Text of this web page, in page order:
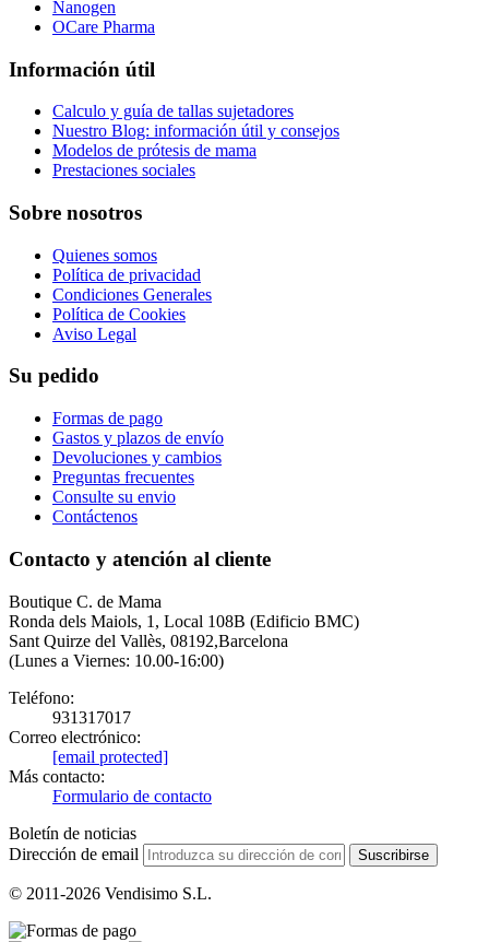
Nanogen
OCare Pharma
Información útil
Calculo y guía de tallas sujetadores
Nuestro Blog: información útil y consejos
Modelos de prótesis de mama
Prestaciones sociales
Sobre nosotros
Quienes somos
Política de privacidad
Condiciones Generales
Política de Cookies
Aviso Legal
Su pedido
Formas de pago
Gastos y plazos de envío
Devoluciones y cambios
Preguntas frecuentes
Consulte su envio
Contáctenos
Contacto y atención al cliente
Boutique C. de Mama
Ronda dels Maiols, 1, Local 108B (Edificio BMC)
Sant Quirze del Vallès, 08192,Barcelona
(Lunes a Viernes: 10.00-16:00)
Teléfono:
931317017
Correo electrónico:
[email protected]
Más contacto:
Formulario de contacto
Boletín de noticias
Dirección de email
Suscribirse
© 2011-2026 Vendisimo S.L.